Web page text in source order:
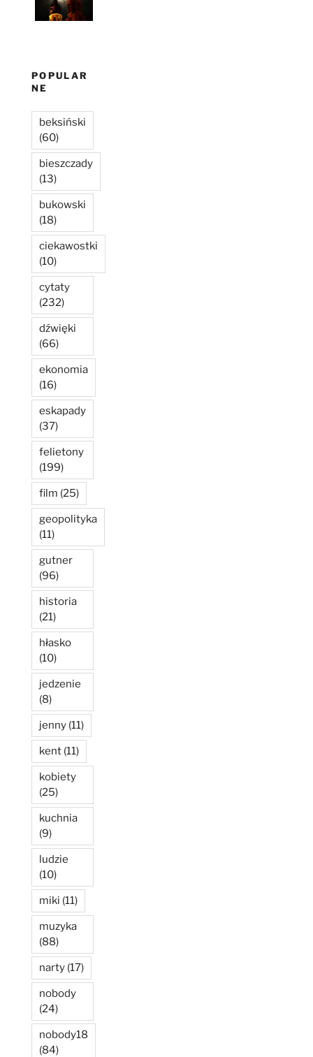
POPULAR
NE
beksiński
(60)
bieszczady
(13)
bukowski
(18)
ciekawostki
(10)
cytaty
(232)
dźwięki
(66)
ekonomia
(16)
eskapady
(37)
felietony
(199)
film (25)
geopolityka
(11)
gutner
(96)
historia
(21)
hłasko
(10)
jedzenie
(8)
jenny (11)
kent (11)
kobiety
(25)
kuchnia
(9)
ludzie
(10)
miki (11)
muzyka
(88)
narty (17)
nobody
(24)
nobody18
(84)